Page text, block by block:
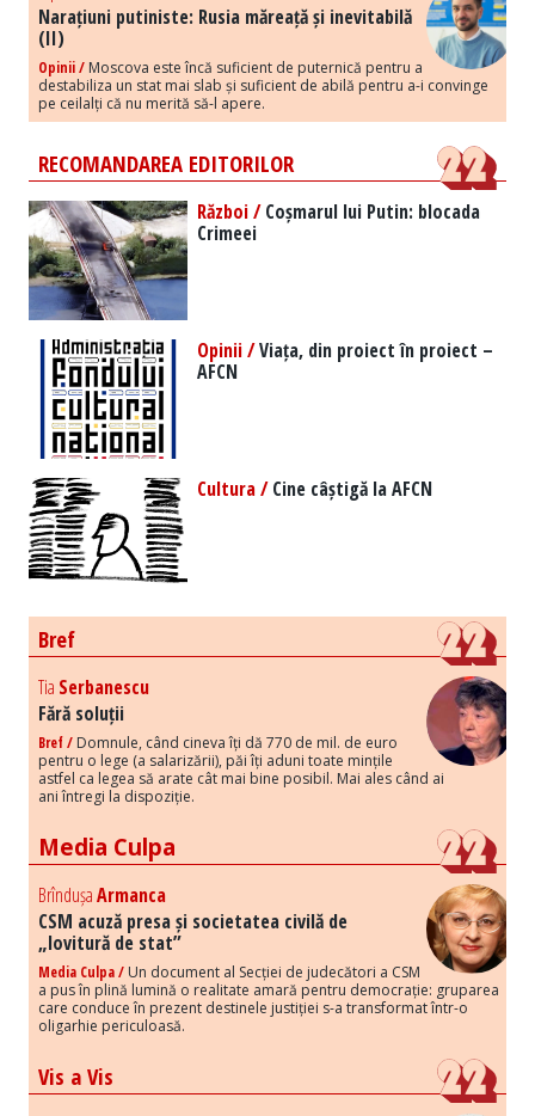
Narațiuni putiniste: Rusia măreață și inevitabilă
(II)
Opinii / Moscova este încă suficient de puternică pentru a
destabiliza un stat mai slab și suficient de abilă pentru a-i convinge
pe ceilalți că nu merită să-l apere.
RECOMANDAREA EDITORILOR
Război /Coșmarul lui Putin: blocada
Crimeei
Opinii /Viața, din proiect în proiect –
AFCN
Cultura /Cine câștigă la AFCN
Bref
Tia Serbanescu
Fără soluții
Bref / Domnule, când cineva îți dă 770 de mil. de euro
pentru o lege (a salarizării), păi îți aduni toate mințile
astfel ca legea să arate cât mai bine posibil. Mai ales când ai
ani întregi la dispoziție.
Media Culpa
BrîndușaArmanca
CSM acuză presa și societatea civilă de
„lovitură de stat”
Media Culpa / Un document al Secției de judecători a CSM
a pus în plină lumină o realitate amară pentru democrație: gruparea
care conduce în prezent destinele justiției s-a transformat într-o
oligarhie periculoasă.
Vis a Vis